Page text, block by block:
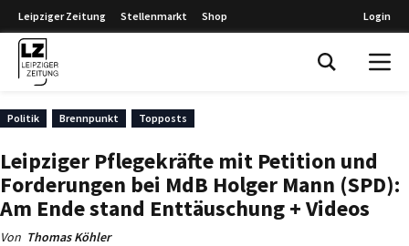
Leipziger Zeitung Stellenmarkt Shop Login
Politik Brennpunkt Topposts
Leipziger Pflegekräfte mit Petition und
Forderungen bei MdB Holger Mann (SPD):
Am Ende stand Enttäuschung + Videos
Von Thomas Köhler